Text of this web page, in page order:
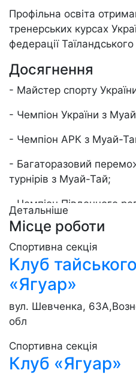
Профільна освіта
тренерських курсах
федерації
Досягнення
- Майстер спорту
- Чемпіон України з
- Чемпіон АРК з Муай-
- Багаторазовий
турнірів з Муай-Тай;
- Чемпіон Південного
з французького боксу
- Багаторазовий чемпіон
регіональних турнірів з
Детальніше
Місце роботи
Спортивна секція
Клуб
«Ягуар»
вул. Шевченка,
обл
Спортивна секція
Клуб «Ягуар»